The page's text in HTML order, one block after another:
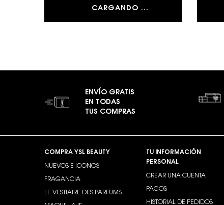
CARGANDO ...
ENVÍO GRATIS
EN TODAS
TUS COMPRAS
COMPRA YSL BEAUTY
NUEVOS E ICONOS
FRAGANCIA
LE VESTIAIRE DES PARFUMS
TU INFORMACIÓN
PERSONAL
CREAR UNA CUENTA
PAGOS
HISTORIAL DE PEDIDOS